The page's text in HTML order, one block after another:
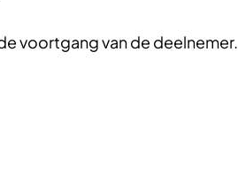
voortgang van de deelnemer.